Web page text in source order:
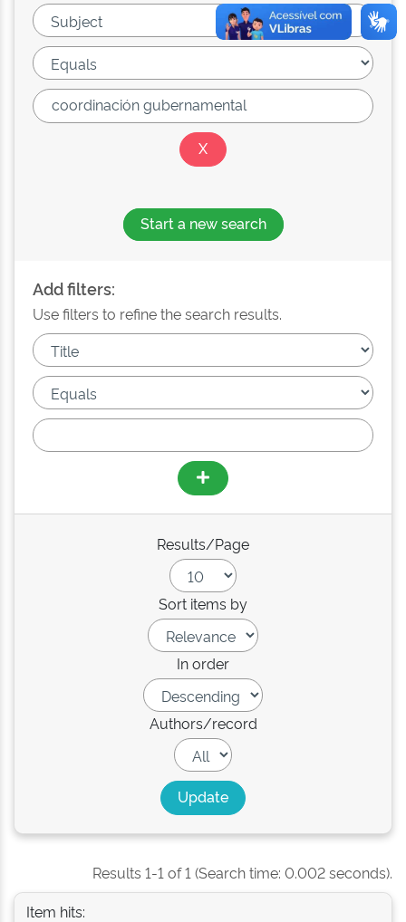
Start a new search
Add filters:
Use filters to refine the search results.
Results/Page
Sort items by
In order
Authors/record
Results 1-1 of 1 (Search time: 0.002 seconds).
Item hits: